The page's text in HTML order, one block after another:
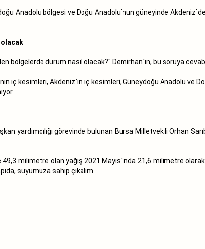
Anadolu bölgesi ve Doğu Anadolu`nun güneyinde
olacak
bölgelerde durum nasıl olacak?" Demirhan`ın, bu soruya
iç kesimleri, Akdeniz`in iç kesimleri, Güneydoğu Anadolu ve
yardımcılığı görevinde bulunan Bursa Milletvekili Orhan
milimetre olan yağış 2021 Mayıs`ında 21,6 milimetre
suyumuza sahip çıkalım.